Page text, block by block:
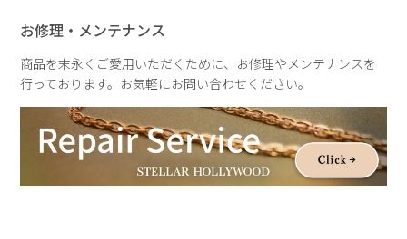
お修理・メンテナンス
商品を末永くご愛用いただくために、お修理やメンテナンスを
行っております。お気軽にお問い合わせください。